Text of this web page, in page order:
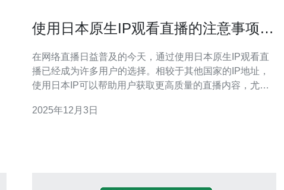
使用日本原生IP观看直播的注意事项与
在网络直播日益普及的今天，通过使用日本原生IP观看直
播已经成为许多用户的选择。相较于其他国家的IP地址，
使用日本IP可以帮助用户获取更高质量的直播内容，尤其
这篇文章中，我们将深入探讨使用日本原生IP观看直播的
2025年12月3日